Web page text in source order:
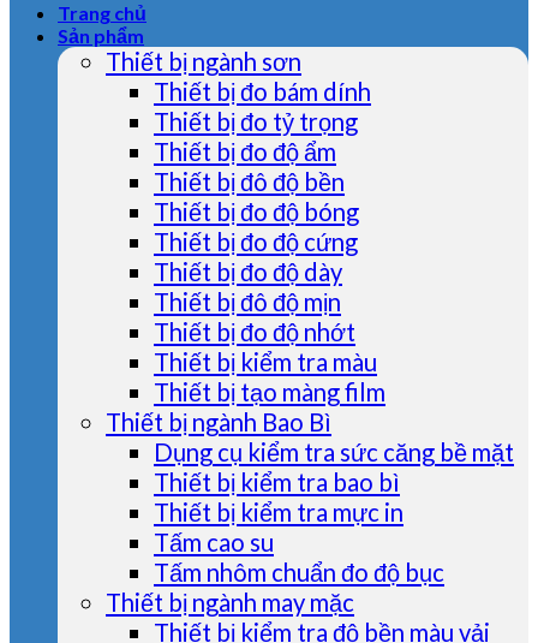
Trang chủ
Sản phẩm
Thiết bị ngành sơn
Thiết bị đo bám dính
Thiết bị đo tỷ trọng
Thiết bị đo độ ẩm
Thiết bị đô độ bền
Thiết bị đo độ bóng
Thiết bị đo độ cứng
Thiết bị đo độ dày
Thiết bị đô độ mịn
Thiết bị đo độ nhớt
Thiết bị kiểm tra màu
Thiết bị tạo màng film
Thiết bị ngành Bao Bì
Dụng cụ kiểm tra sức căng bề mặt
Thiết bị kiểm tra bao bì
Thiết bị kiểm tra mực in
Tấm cao su
Tấm nhôm chuẩn đo độ bục
Thiết bị ngành may mặc
Thiết bị kiểm tra độ bền màu vải